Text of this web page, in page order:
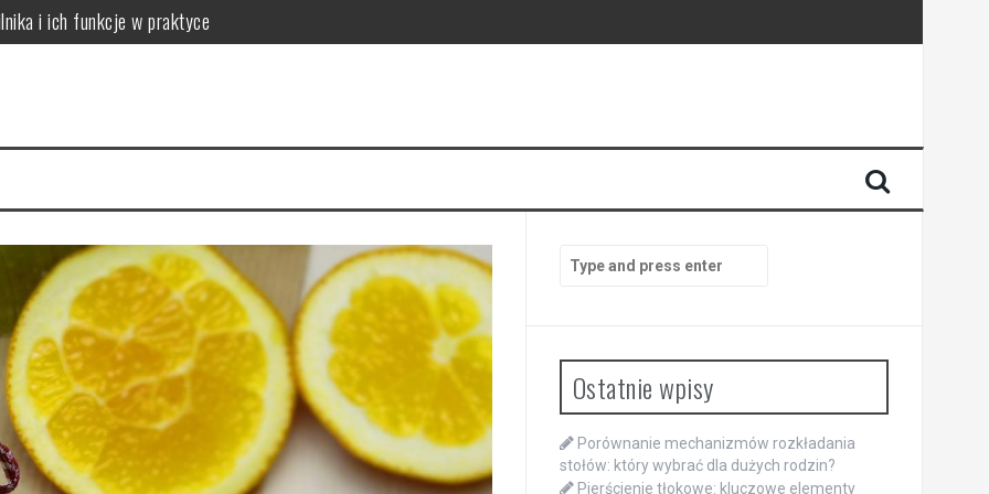
i ich funkcje w praktyce
i skuteczna rutyna anti-aging
na 4 tygodnie
cerę i jak to naprawić
for:
Ostatnie wpisy
Porównanie mechanizmów rozkładania
stołów: który wybrać dla dużych rodzin?
Pierścienie tłokowe: kluczowe elementy